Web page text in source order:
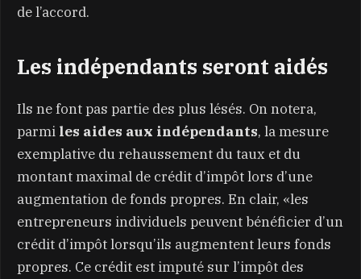
de l’accord.
Les indépendants seront aidés
Ils ne font pas partie des plus lésés. On notera,
parmi les aides aux indépendants, la mesure
exemplative du rehaussement du taux et du
montant maximal de crédit d’impôt lors d’une
augmentation de fonds propres. En clair, «les
entrepreneurs individuels peuvent bénéficier d’un
crédit d’impôt lorsqu’ils augmentent leurs fonds
propres. Ce crédit est imputé sur l’impôt des